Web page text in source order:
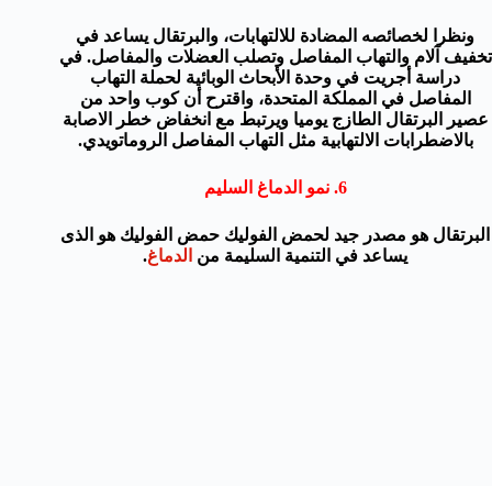
ونظرا لخصائصه المضادة للالتهابات، والبرتقال يساعد في
تخفيف آلام والتهاب المفاصل وتصلب العضلات والمفاصل.في
دراسة أجريت في وحدة الأبحاث الوبائية لحملة التهاب
المفاصل في المملكة المتحدة،واقترح أن كوب واحد من
عصير البرتقال الطازج يوميا ويرتبط مع انخفاض خطر الاصابة
بالاضطرابات الالتهابية مثل التهاب المفاصل الروماتويدي.
6. نمو الدماغ السليم
البرتقال هو مصدر جيد لحمض الفوليك حمض الفوليك هو الذى
يساعد في التنمية السليمة من الدماغ.